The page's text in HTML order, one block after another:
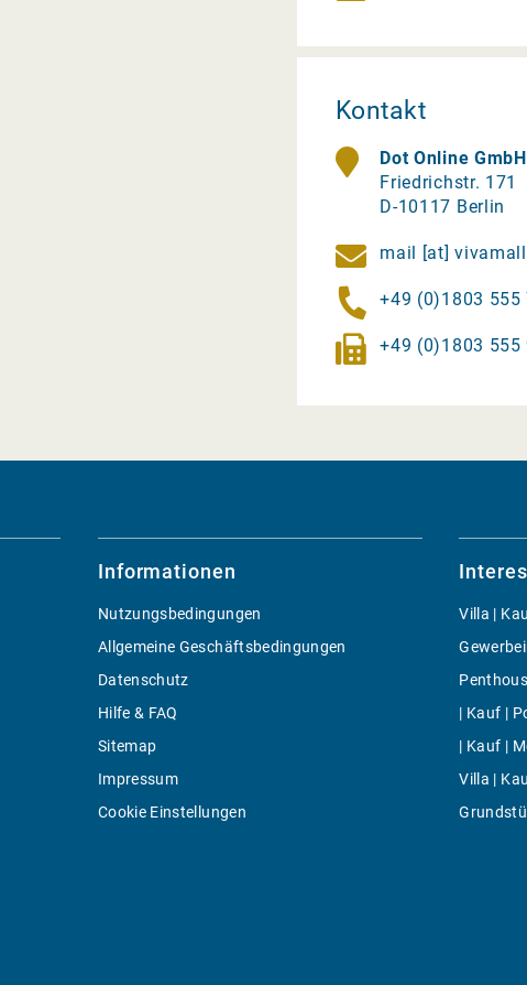
Kontakt
Dot Online GmbH
Friedrichstr. 171
D-10117 Berlin
mail [at]
+49 (0)1803 555
+49 (0)1803 555
Informationen
Nutzungsbedingungen
Allgemeine Geschäftsbedingungen
Datenschutz
Hilfe & FAQ
Sitemap
Impressum
Cookie Einstellungen
Villa |
| Kauf |
| Kauf |
Villa |